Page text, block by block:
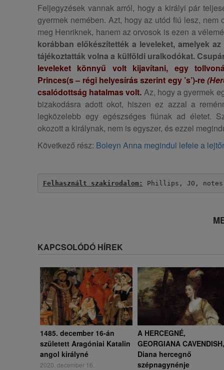
Feljegyzések vannak arról, hogy a királyi pár
gyermek nemében. Azt, hogy az utód fiú lesz, nem
meg Henriknek, hanem az orvosok is ezen a
korábban előkészítették a leveleket, amelyek
tájékoztatták volna a külföldi uralkodókat.
leveleket könnyű volt kijavítani, egy
Princes(s – régi helyesírás szerint egy ’s’)-re
csalódottság hatalmas volt. Az, hogy a gyermek
bizakodásra adott okot, hiszen ez azzal a
legközelebb egy egészséges fiúnak ad életet.
okozott a királynak, nem is egyszer, és ezzel
Következő rész: Boleyn Anna megindul lefele a
Felhasznált szakirodalom: Phillips, JO,
KAPCSOLÓDÓ HÍREK
1485. december 16-án
született Aragóniai Katalin
angol királyné
2020. december 16.
A HERCEGNÉ,
GEORGIANA CAVENDISH,
Diana hercegnő
szépnagynénje